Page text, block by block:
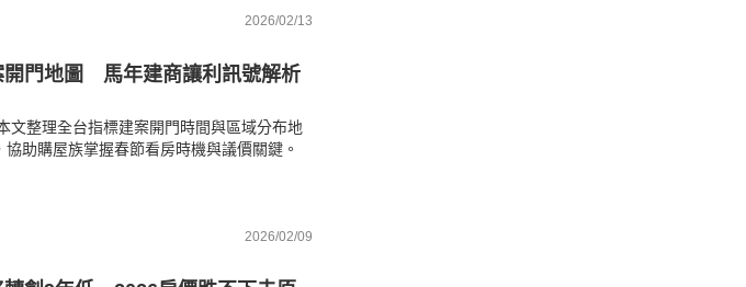
2026/02/13
開門地圖 馬年建商讓利訊號解析
文整理全台指標建案開門時間與區域分布地
助購屋族掌握春節看房時機與議價關鍵。
2026/02/09